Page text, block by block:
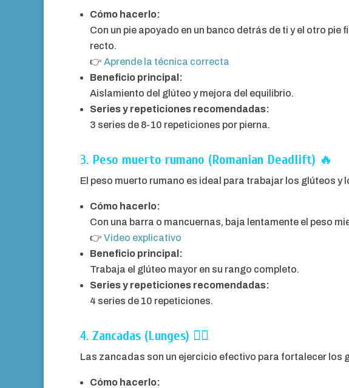
Cómo hacerlo:
Con un pie apoyado en un banco detrás de ti y el otro
recto.
👉 Aprende la técnica correcta
Beneficio principal:
Aislamiento del glúteo y mejora del equilibrio.
Series y repeticiones recomendadas:
3 series de 8-10 repeticiones por pierna.
3. Peso muerto rumano (Romanian Deadlift) 🔥
El peso muerto rumano es ideal para trabajar los glúteos
Cómo hacerlo:
Con una barra o mancuernas, baja lentamente el peso
👉 Video explicativo
Beneficio principal:
Trabaja el glúteo mayor en su rango completo.
Series y repeticiones recomendadas:
4 series de 10 repeticiones.
4. Zancadas (Lunges) 🚶‍♀️
Las zancadas son un ejercicio efectivo para fortalecer los
Cómo hacerlo: